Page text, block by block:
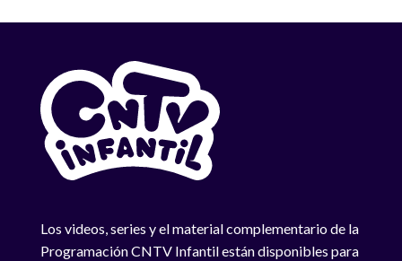
Los videos, series y el material complementario de la
Programación CNTV Infantil están disponibles para